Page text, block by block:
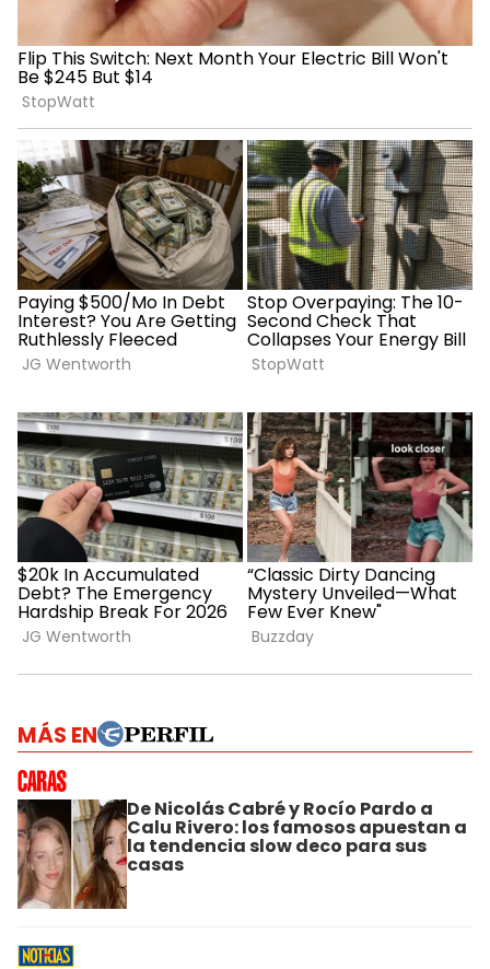
MÁS EN
De Nicolás Cabré y Rocío Pardo a
Calu Rivero: los famosos apuestan a
la tendencia slow deco para sus
casas